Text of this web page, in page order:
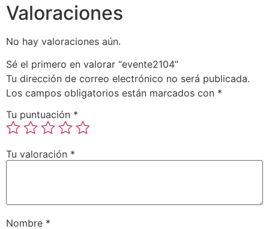
Valoraciones
No hay valoraciones aún.
Sé el primero en valorar “evente2104”
Tu dirección de correo electrónico no será publicada.
Los campos obligatorios están marcados con *
Tu puntuación *
Tu valoración *
Nombre *